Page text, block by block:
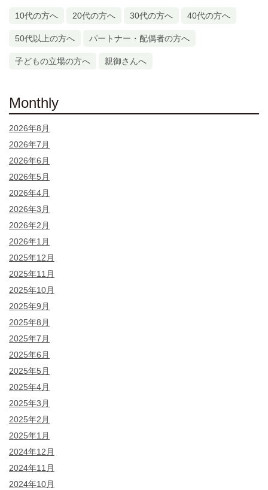
10代の方へ 20代の方へ 30代の方へ 40代の方へ
50代以上の方へ パートナー・配偶者の方へ
子どもの立場の方へ 親御さんへ
Monthly
2026年8月
2026年7月
2026年6月
2026年5月
2026年4月
2026年3月
2026年2月
2026年1月
2025年12月
2025年11月
2025年10月
2025年9月
2025年8月
2025年7月
2025年6月
2025年5月
2025年4月
2025年3月
2025年2月
2025年1月
2024年12月
2024年11月
2024年10月